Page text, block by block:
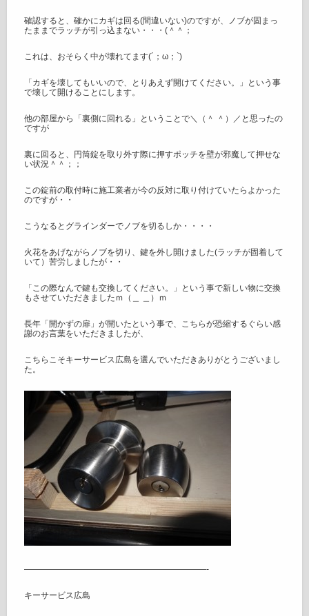
確認すると、確かにカギは回る(間違いない)のですが、ノブが固まっ
たままでラッチが引っ込まない・・・(＾＾；
これは、おそらく中が壊れてます(´；ω；`)
「カギを壊してもいいので、とりあえず開けてください。」という事
で壊して開けることにします。
他の部屋から「裏側に回れる」ということで＼（＾ ＾）／と思ったの
ですが
裏に回ると、円筒錠を取り外す際に押すポッチを壁が邪魔して押せな
い状況＾＾；；
この錠前の取付時に施工業者が今の反対に取り付けていたらよかった
のですが・・
こうなるとグラインダーでノブを切るしか・・・・
火花をあげながらノブを切り、鍵を外し開けました(ラッチが固着して
いて）苦労しましたが・・
「この際なんで鍵も交換してください。」という事で新しい物に交換
もさせていただきましたｍ（＿ ＿）ｍ
長年「開かずの扉」が開いたという事で、こちらが恐縮するぐらい感
謝のお言葉をいただきましたが、
こちらこそキーサービス広島を選んでいただきありがとうございまし
た。
——————————————————————-
キーサービス広島